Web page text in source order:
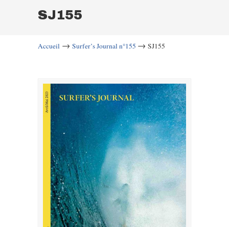
SJ155
Accueil → Surfer’s Journal n°155 → SJ155